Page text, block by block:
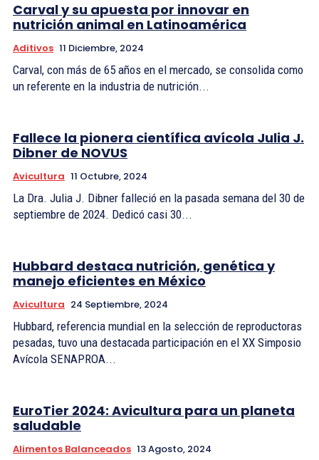
Carval y su apuesta por innovar en
nutrición animal en Latinoamérica
Aditivos 11 Diciembre, 2024
Carval, con más de 65 años en el mercado, se consolida como
un referente en la industria de nutrición...
Fallece la pionera científica avícola Julia J.
Dibner de NOVUS
Avicultura 11 Octubre, 2024
La Dra. Julia J. Dibner falleció en la pasada semana del 30 de
septiembre de 2024. Dedicó casi 30...
Hubbard destaca nutrición, genética y
manejo eficientes en México
Avicultura 24 Septiembre, 2024
Hubbard, referencia mundial en la selección de reproductoras
pesadas, tuvo una destacada participación en el XX Simposio
Avícola SENAPROA...
EuroTier 2024: Avicultura para un planeta
saludable
Alimentos Balanceados 13 Agosto, 2024